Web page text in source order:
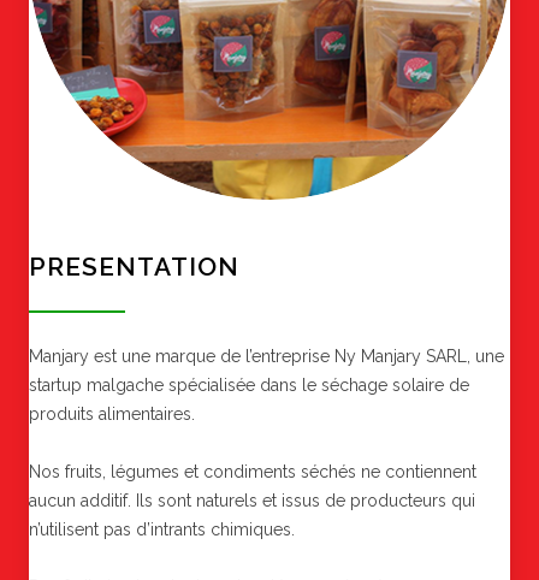
PRESENTATION
Manjary est une marque de l’entreprise Ny Manjary SARL, une
startup malgache spécialisée dans le séchage solaire de
produits alimentaires.
Nos fruits, légumes et condiments séchés ne contiennent
aucun additif. Ils sont naturels et issus de producteurs qui
n’utilisent pas d’intrants chimiques.